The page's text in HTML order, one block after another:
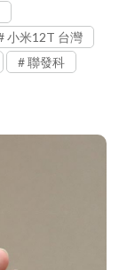
小米12T 台灣
聯發科